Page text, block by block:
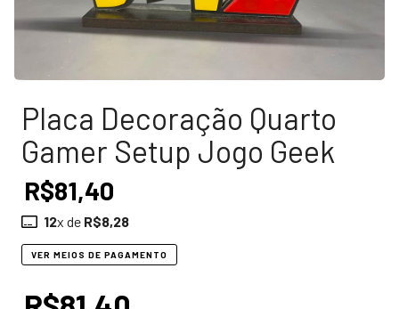
Placa Decoração Quarto
Gamer Setup Jogo Geek
R$81,40
12x de R$8,28
VER MEIOS DE PAGAMENTO